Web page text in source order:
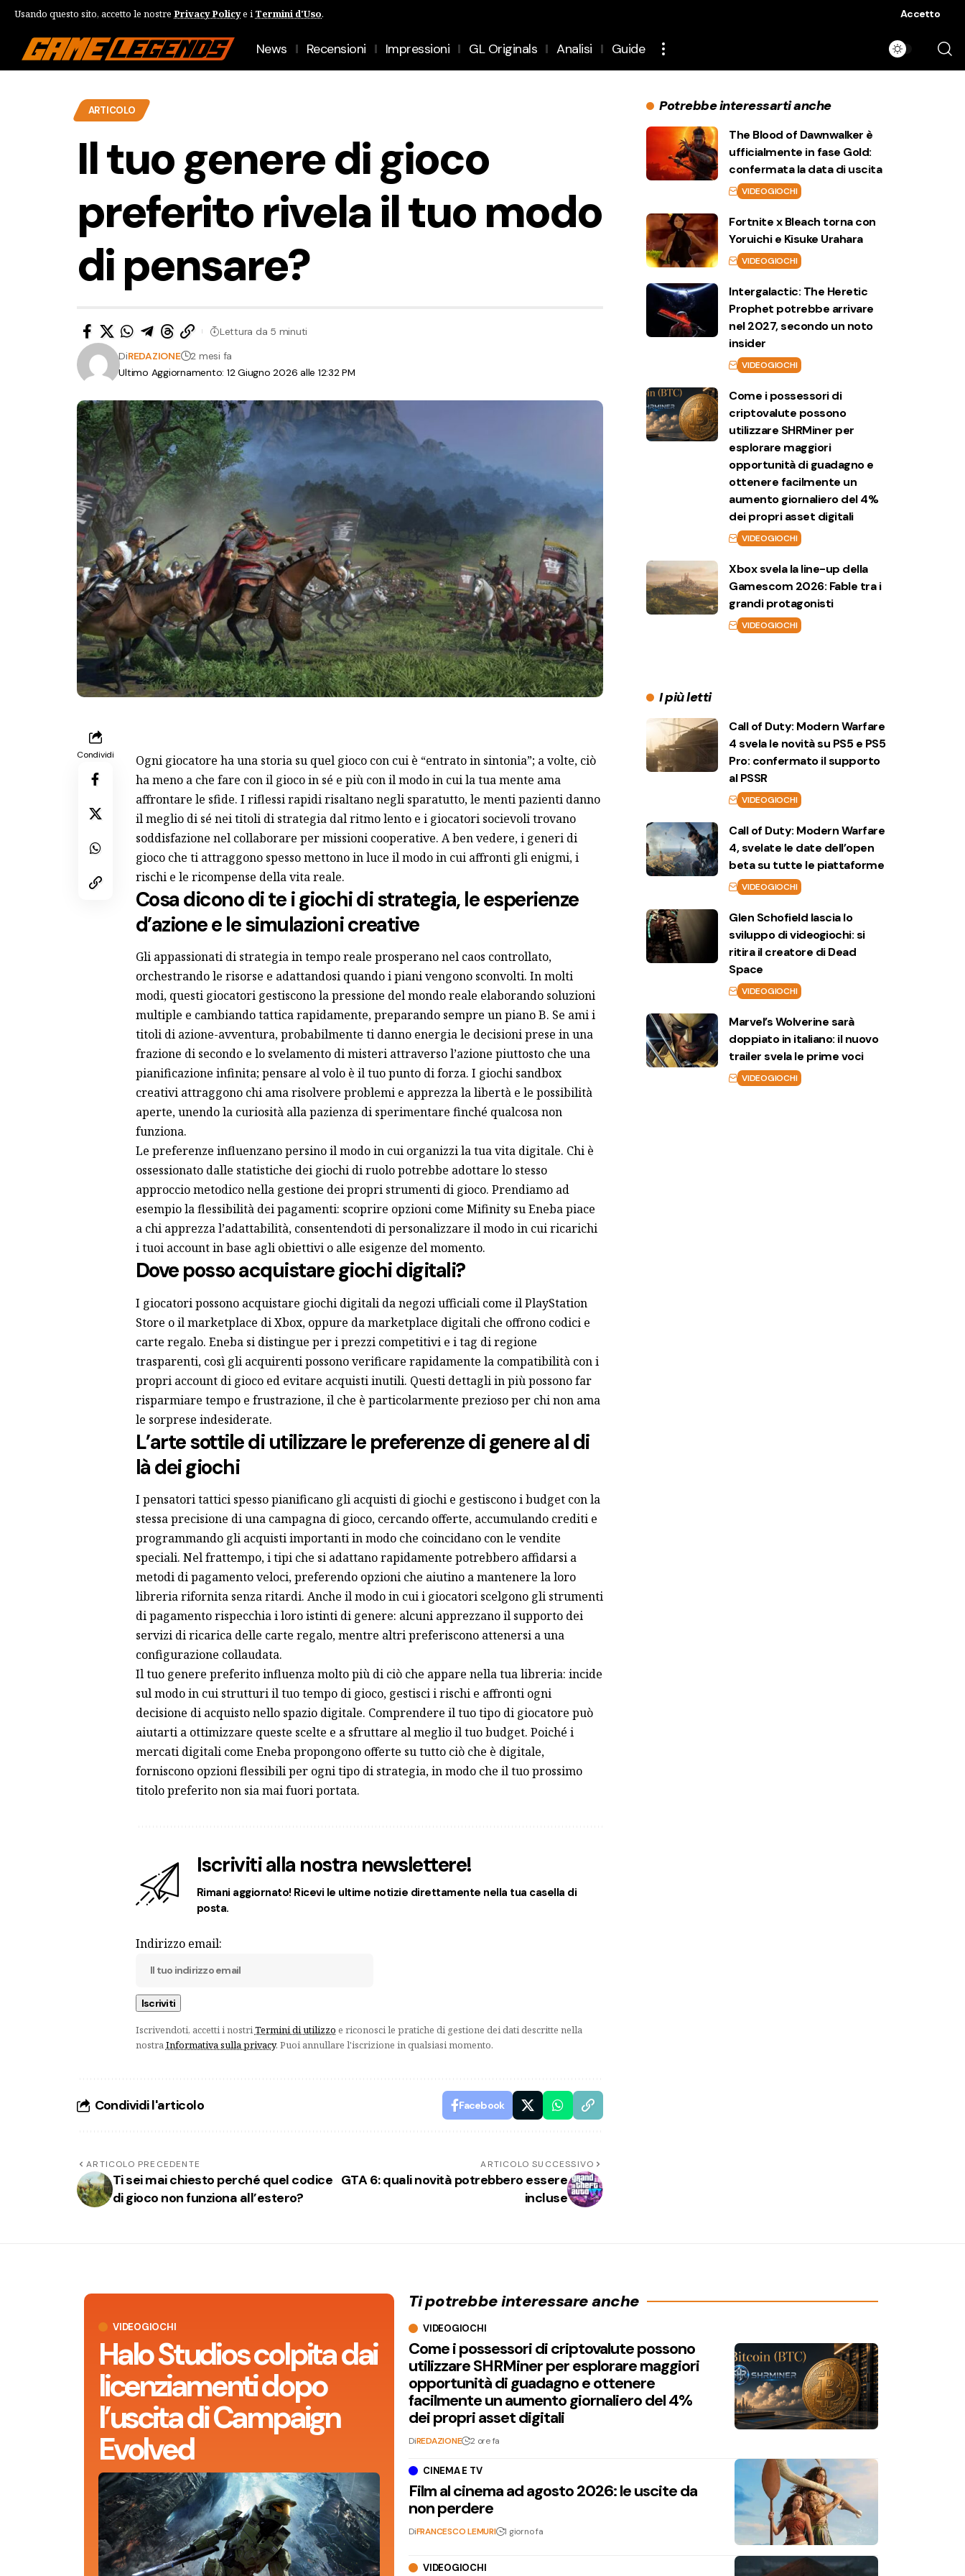
Usando questo sito, accetto le nostre Privacy Policye i Termini d'Uso. Accetto
News Recensioni Impressioni GL Originals Analisi Guide
ARTICOLO
Il tuo genere di gioco
preferito rivela il tuo modo
di pensare?
Ultimo Aggiornamento: 12 Giugno 2026 alle 12:32 PM
DiREDAZIONE 2 mesi fa
Lettura da 5 minuti
Condividi
Ogni giocatore ha una storia su quel gioco con cui è “entrato in sintonia”; a volte, ciò
ha meno a che fare con il gioco in sé e più con il modo in cui la tua mente ama
affrontare le sfide. I riflessi rapidi risaltano negli sparatutto, le menti pazienti danno
il meglio di sé nei titoli di strategia dal ritmo lento e i giocatori socievoli trovano
soddisfazione nel collaborare per missioni cooperative. A ben vedere, i generi di
gioco che ti attraggono spesso mettono in luce il modo in cui affronti gli enigmi, i
rischi e le ricompense della vita reale.
Cosa dicono di te i giochi di strategia, le esperienze
d’azione e le simulazioni creative
Gli appassionati di strategia in tempo reale prosperano nel caos controllato,
orchestrando le risorse e adattandosi quando i piani vengono sconvolti. In molti
modi, questi giocatori gestiscono la pressione del mondo reale elaborando soluzioni
multiple e cambiando tattica rapidamente, preparando sempre un piano B. Se ami i
titoli di azione-avventura, probabilmente ti danno energia le decisioni prese in una
frazione di secondo e lo svelamento di misteri attraverso l’azione piuttosto che una
pianificazione infinita; pensare al volo è il tuo punto di forza. I giochi sandbox
creativi attraggono chi ama risolvere problemi e apprezza la libertà e le possibilità
aperte, unendo la curiosità alla pazienza di sperimentare finché qualcosa non
funziona.
Le preferenze influenzano persino il modo in cui organizzi la tua vita digitale. Chi è
ossessionato dalle statistiche dei giochi di ruolo potrebbe adottare lo stesso
approccio metodico nella gestione dei propri strumenti di gioco. Prendiamo ad
esempio la flessibilità dei pagamenti: scoprire opzioni come Mifinity su Enebapiace
a chi apprezza l’adattabilità, consentendoti di personalizzare il modo in cui ricarichi
i tuoi account in base agli obiettivi o alle esigenze del momento.
Dove posso acquistare giochi digitali?
I giocatori possono acquistare giochi digitali da negozi ufficiali come il PlayStation
Store o il marketplace di Xbox, oppure da marketplace digitali che offrono codici e
carte regalo. Eneba si distingue per i prezzi competitivi e i tag di regione
trasparenti, così gli acquirenti possono verificare rapidamente la compatibilità con i
propri account di gioco ed evitare acquisti inutili. Questi dettagli in più possono far
risparmiare tempo e frustrazione, il che è particolarmente prezioso per chi non ama
le sorprese indesiderate.
L’arte sottile di utilizzare le preferenze di genere al di
là dei giochi
I pensatori tattici spesso pianificano gli acquisti di giochi e gestiscono i budget con la
stessa precisione di una campagna di gioco, cercando offerte, accumulando crediti e
programmando gli acquisti importanti in modo che coincidano con le vendite
speciali. Nel frattempo, i tipi che si adattano rapidamente potrebbero affidarsi a
metodi di pagamento veloci, preferendo opzioni che aiutino a mantenere la loro
libreria rifornita senza ritardi. Anche il modo in cui i giocatori scelgono gli strumenti
di pagamento rispecchia i loro istinti di genere: alcuni apprezzano il supporto dei
servizi di ricarica delle carte regalo, mentre altri preferiscono attenersi a una
configurazione collaudata.
Il tuo genere preferito influenza molto più di ciò che appare nella tua libreria: incide
sul modo in cui strutturi il tuo tempo di gioco, gestisci i rischi e affronti ogni
decisione di acquisto nello spazio digitale. Comprendere il tuo tipo di giocatore può
aiutarti a ottimizzare queste scelte e a sfruttare al meglio il tuo budget. Poiché i
mercati digitali come Eneba propongono offerte su tutto ciò che è digitale,
forniscono opzioni flessibili per ogni tipo di strategia, in modo che il tuo prossimo
titolo preferito non sia mai fuori portata.
Iscriviti alla nostra newslettere!
Rimani aggiornato! Ricevi le ultime notizie direttamente nella tua casella di
posta.
Indirizzo email:
Iscrivendoti, accetti i nostriTermini di utilizzo e riconosci le pratiche di gestione dei dati descritte nella
nostraInformativa sulla privacy. Puoi annullare l'iscrizione in qualsiasi momento.
Condividi l'articolo Facebook
ARTICOLO PRECEDENTE
Ti sei mai chiesto perché quel codice
di gioco non funziona all’estero?
ARTICOLO SUCCESSIVO
GTA 6: quali novità potrebbero essere
incluse
Potrebbe interessarti anche
The Blood of Dawnwalker è
ufficialmente in fase Gold:
confermata la data di uscita
VIDEOGIOCHI
Fortnite x Bleach torna con
Yoruichi e Kisuke Urahara
VIDEOGIOCHI
Intergalactic: The Heretic
Prophet potrebbe arrivare
nel 2027, secondo un noto
insider
VIDEOGIOCHI
Come i possessori di
criptovalute possono
utilizzare SHRMiner per
esplorare maggiori
opportunità di guadagno e
ottenere facilmente un
aumento giornaliero del 4%
dei propri asset digitali
VIDEOGIOCHI
Xbox svela la line-up della
Gamescom 2026: Fable tra i
grandi protagonisti
VIDEOGIOCHI
I più letti
Call of Duty: Modern Warfare
4 svela le novità su PS5 e PS5
Pro: confermato il supporto
al PSSR
VIDEOGIOCHI
Call of Duty: Modern Warfare
4, svelate le date dell’open
beta su tutte le piattaforme
VIDEOGIOCHI
Glen Schofield lascia lo
sviluppo di videogiochi: si
ritira il creatore di Dead
Space
VIDEOGIOCHI
Marvel’s Wolverine sarà
doppiato in italiano: il nuovo
trailer svela le prime voci
VIDEOGIOCHI
VIDEOGIOCHI
Halo Studios colpita dai
licenziamenti dopo
l’uscita di Campaign
Evolved
Ti potrebbe interessare anche
VIDEOGIOCHI
Come i possessori di criptovalute possono
utilizzare SHRMiner per esplorare maggiori
opportunità di guadagno e ottenere
facilmente un aumento giornaliero del 4%
dei propri asset digitali
DiREDAZIONE 2 ore fa
CINEMA E TV
Film al cinema ad agosto 2026: le uscite da
non perdere
DiFRANCESCO LEMURI 1 giorno fa
VIDEOGIOCHI